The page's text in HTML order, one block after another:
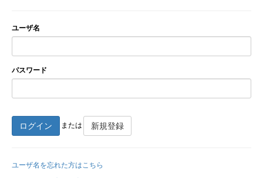
ユーザ名
パスワード
ログイン または 新規登録
ユーザ名を忘れた方はこちら